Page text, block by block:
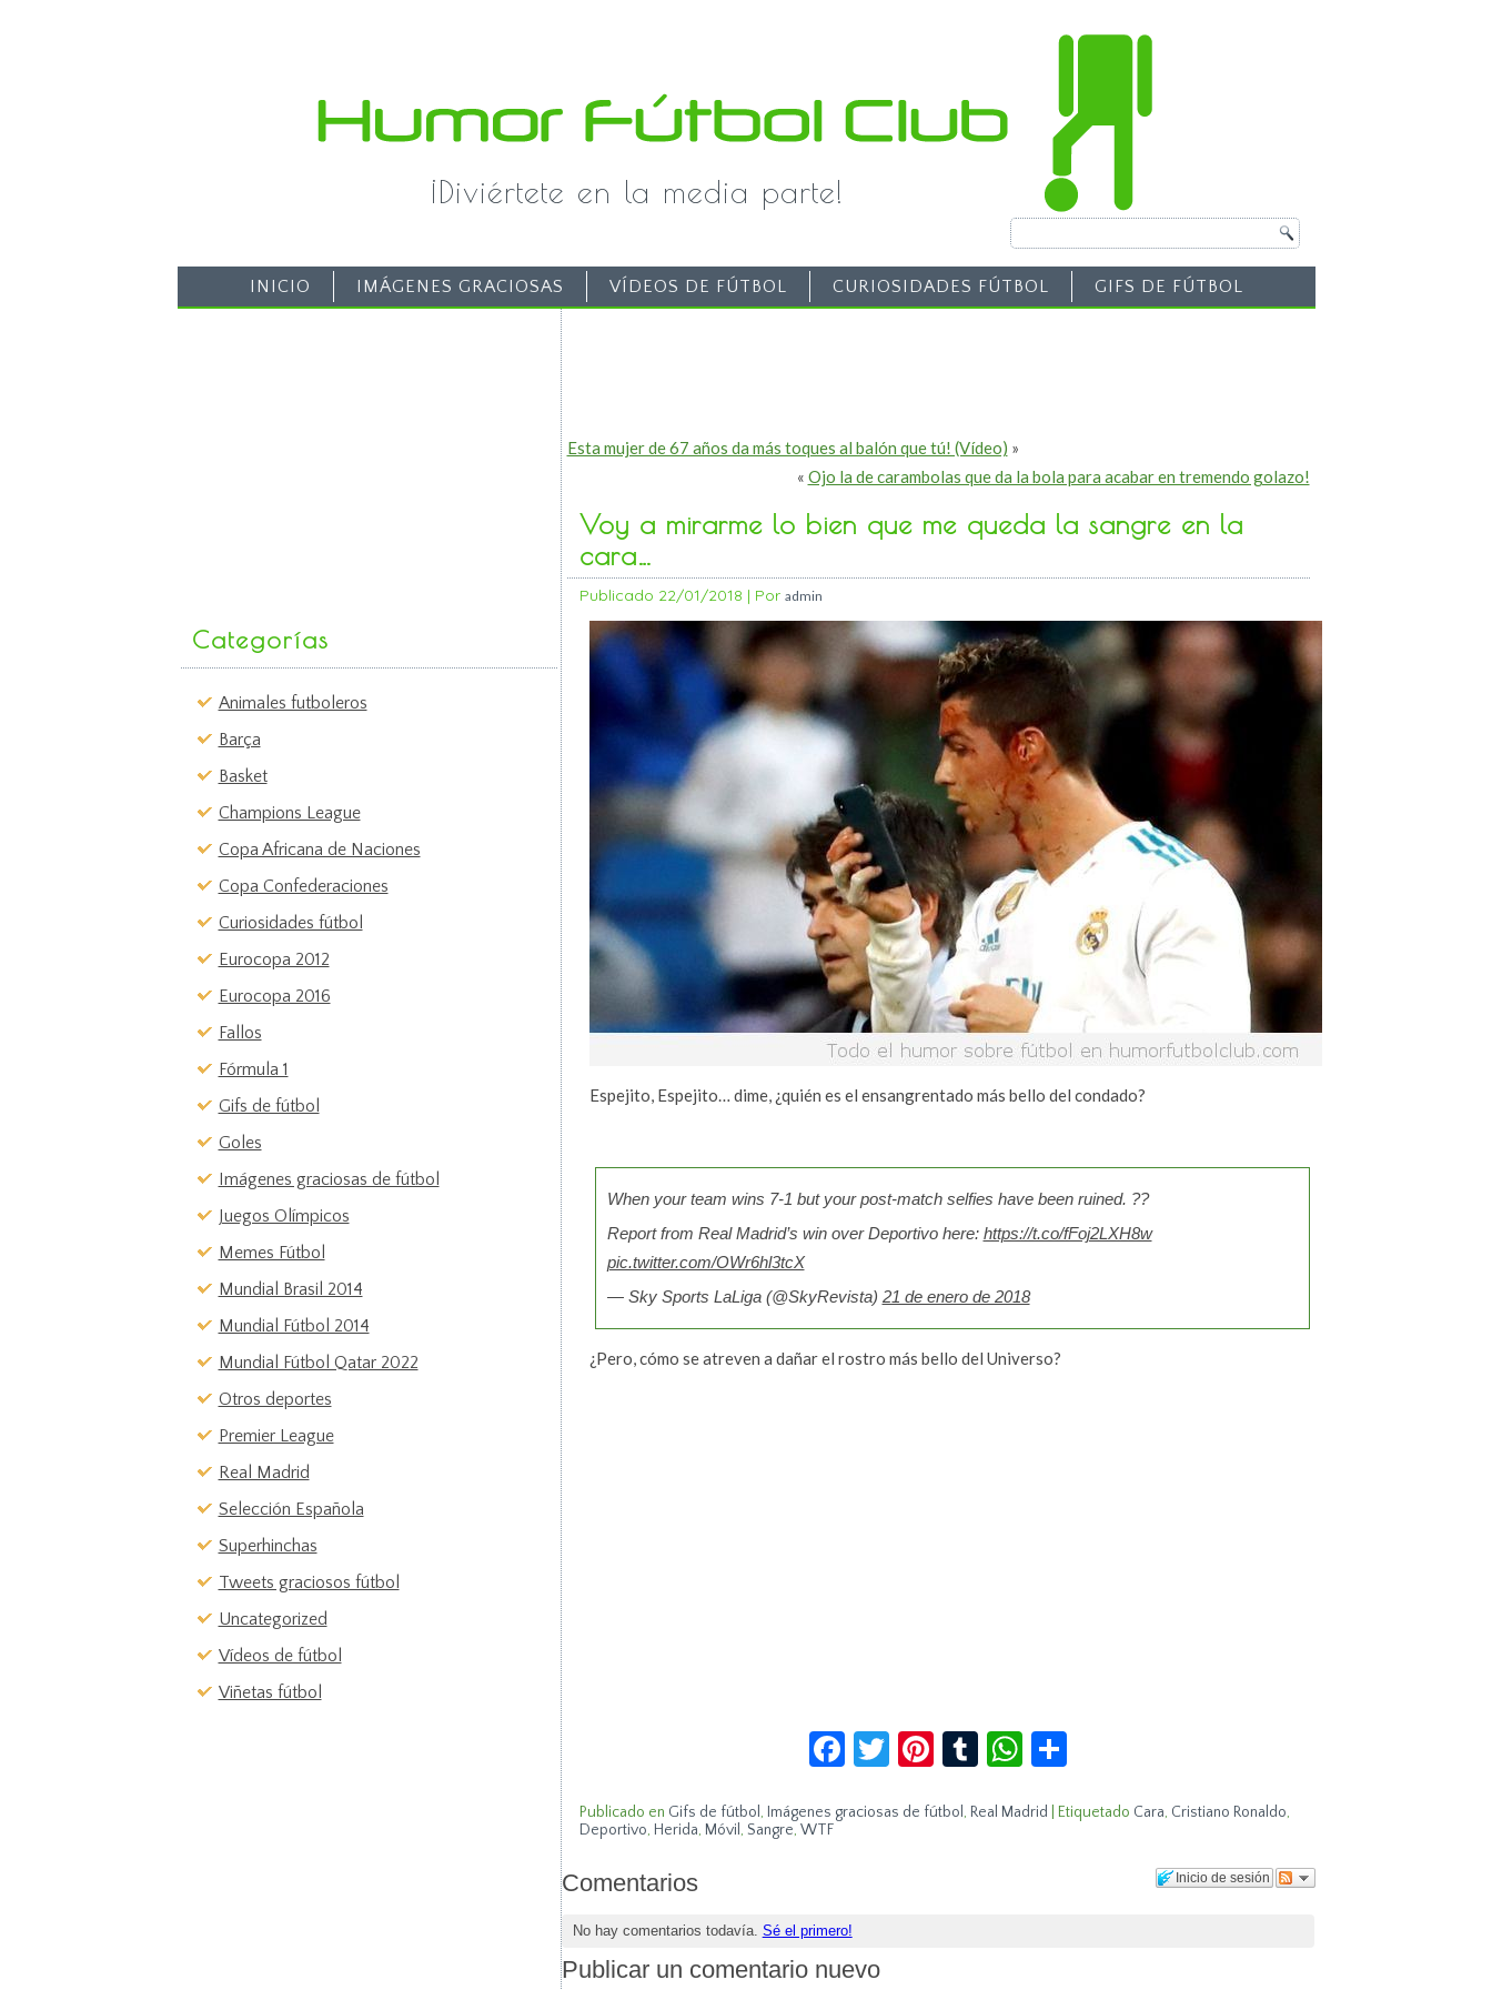
¡Diviértete en la media parte!
INICIO IMÁGENES GRACIOSAS VÍDEOS DE FÚTBOL CURIOSIDADES FÚTBOL GIFS DE FÚTBOL
Categorías
Animales futboleros
Barça
Basket
Champions League
Copa Africana de Naciones
Copa Confederaciones
Curiosidades fútbol
Eurocopa 2012
Eurocopa 2016
Fallos
Fórmula 1
Gifs de fútbol
Goles
Imágenes graciosas de fútbol
Juegos Olímpicos
Memes Fútbol
Mundial Brasil 2014
Mundial Fútbol 2014
Mundial Fútbol Qatar 2022
Otros deportes
Premier League
Real Madrid
Selección Española
Superhinchas
Tweets graciosos fútbol
Uncategorized
Vídeos de fútbol
Viñetas fútbol
Esta mujer de 67 años da más toques al balón que tú! (Vídeo) »
« Ojo la de carambolas que da la bola para acabar en tremendo golazo!
Voy a mirarme lo bien que me queda la sangre en la
cara…
Publicado 22/01/2018 | Por admin
Espejito, Espejito… dime, ¿quién es el ensangrentado más bello del condado?
When your team wins 7-1 but your post-match selfies have been ruined. ??
Report from Real Madrid’s win over Deportivo here: https://t.co/fFoj2LXH8w
pic.twitter.com/OWr6hl3tcX
— Sky Sports LaLiga (@SkyRevista) 21 de enero de 2018
¿Pero, cómo se atreven a dañar el rostro más bello del Universo?
Facebook
Twitter
Pinterest
TumblrWhatsApp
Publicado en Gifs de fútbol , Imágenes graciosas de fútbol , Real Madrid Etiquetado Cara, Cristiano Ronaldo,
Deportivo, Herida, Móvil , Sangre, WTF
Inicio de sesión
Comentarios
No hay comentarios todavía. Sé el primero!
Publicar un comentario nuevo